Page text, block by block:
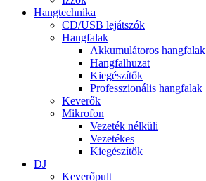
Hangtechnika
CD/USB lejátszók
Hangfalak
Akkumulátoros hangfalak
Hangfalhuzat
Kiegészítők
Professzionális hangfalak
Keverők
Mikrofon
Vezeték nélküli
Vezetékes
Kiegészítők
DJ
Keverőpult